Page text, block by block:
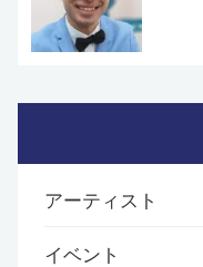
アーティスト
イベント